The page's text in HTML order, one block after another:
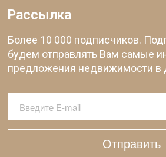
Рассылка
Более 10 000 подписчиков.
будем отправлять Вам самые
предложения недвижимости в
Отправить